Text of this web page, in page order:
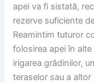
apei va fi sistată,
rezerve suficiente
Reamintim tuturor
folosirea apei în
irigarea grădinilor,
teraselor sau a